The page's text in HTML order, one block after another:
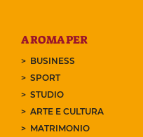
A ROMA PER
BUSINESS
SPORT
STUDIO
ARTE E CULTURA
MATRIMONIO